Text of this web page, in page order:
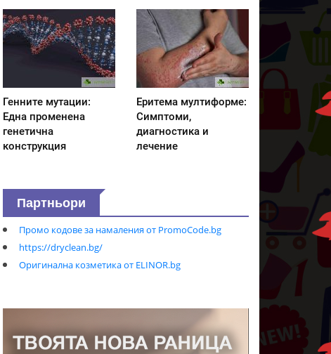
Генните мутации:
Една променена
генетична
конструкция
Еритема мултиформе:
Симптоми,
диагностика и
лечение
Партньори
Промо кодове за намаления от PromoCode.bg
https://dryclean.bg/
Оригинална козметика от ELINOR.bg